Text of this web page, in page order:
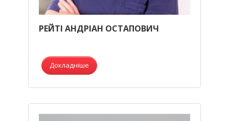
РЕЙТІ АНДРІАН ОСТАПОВИЧ
Докладніше